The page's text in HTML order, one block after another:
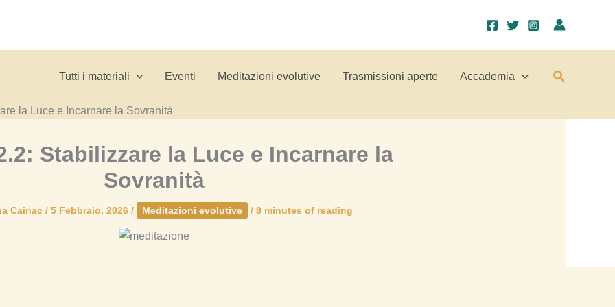
Tutti i materiali Eventi Meditazioni evolutive Trasmissioni aperte Accademia Cerca
la Luce e Incarnare la Sovranità
Stabilizzare la Luce e Incarnare la
Sovranità
Cainac / 5 Febbraio, 2026 / Meditazioni evolutive / 8 minutes of reading